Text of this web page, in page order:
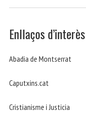
Enllaços d’interès
Abadia de Montserrat
Caputxins.cat
Cristianisme i Justicia